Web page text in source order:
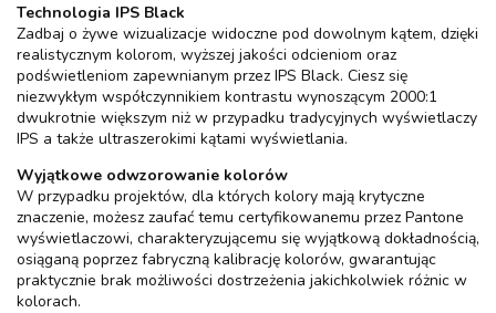
Technologia IPS Black
Zadbaj o żywe wizualizacje widoczne pod dowolnym kątem, dzięki
realistycznym kolorom, wyższej jakości odcieniom oraz
podświetleniom zapewnianym przez IPS Black. Ciesz się
niezwykłym współczynnikiem kontrastu wynoszącym 2000:1
dwukrotnie większym niż w przypadku tradycyjnych wyświetlaczy
IPS a także ultraszerokimi kątami wyświetlania.
Wyjątkowe odwzorowanie kolorów
W przypadku projektów, dla których kolory mają krytyczne
znaczenie, możesz zaufać temu certyfikowanemu przez Pantone
wyświetlaczowi, charakteryzującemu się wyjątkową dokładnością,
osiąganą poprzez fabryczną kalibrację kolorów, gwarantując
praktycznie brak możliwości dostrzeżenia jakichkolwiek różnic w
kolorach.